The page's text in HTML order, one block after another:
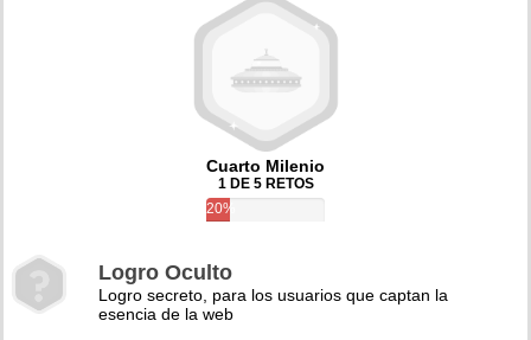
Cuarto Milenio
1 DE 5 RETOS
20%
Logro Oculto
Logro secreto, para los usuarios que captan la
esencia de la web